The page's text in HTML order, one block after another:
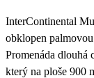
InterContinental
obklopen
Promenáda dlouhá
který na ploše 900